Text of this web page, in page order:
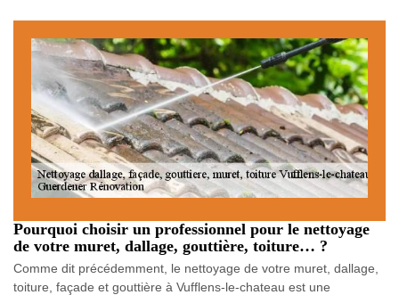
Pourquoi choisir un professionnel pour le nettoyage
de votre muret, dallage, gouttière, toiture… ?
Comme dit précédemment, le nettoyage de votre muret, dallage,
toiture, façade et gouttière à Vufflens-le-chateau est une